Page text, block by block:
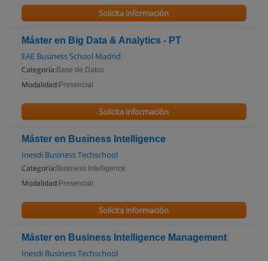
Solicita información
Máster en Big Data & Analytics - PT
EAE Business School Madrid
Categoría: Base de Datos
Modalidad: Presencial
Solicita información
Máster en Business Intelligence
Inesdi Business Techschool
Categoría: Business Intelligence
Modalidad: Presencial
Solicita información
Máster en Business Intelligence Management
Inesdi Business Techschool